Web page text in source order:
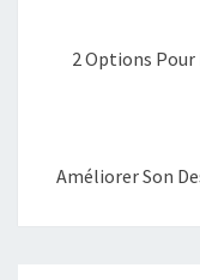
2 Options Pour
Améliorer Son